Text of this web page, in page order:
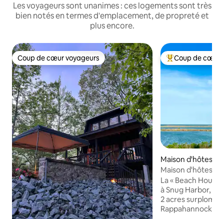
Les voyageurs sont unanimes : ces logements sont très
bien notés en termes d'emplacement, de propreté et
plus encore.
Coup de cœur voyageurs
Coup de cœur voyageurs Coups de cœur
Coup de cœur
Maison d'hôtes ⋅
Maison d'hôtes
Rappahannock
La « Beach
à Snug Harbor,
2 acres
Rappahannock et